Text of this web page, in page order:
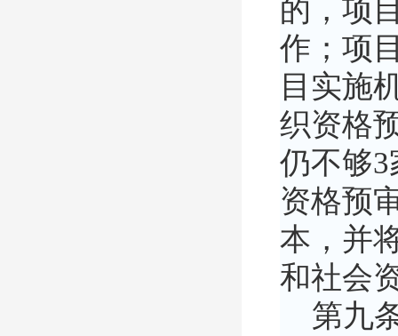
的，项
作；项
目实施
织资格
仍不够
资格预
本，并
和社会
第九